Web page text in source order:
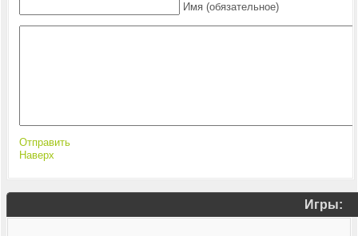
Имя (обязательное)
Отправить
Наверх
Игры: